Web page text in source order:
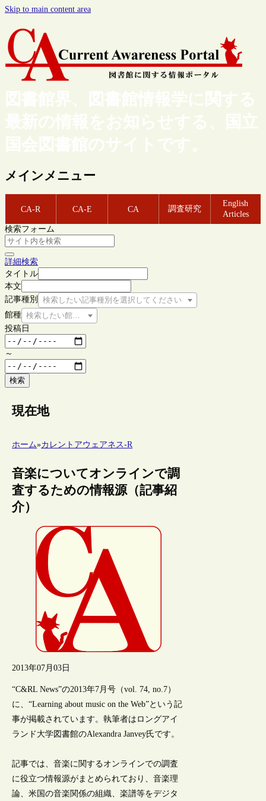
Skip to main content area
図書館界、図書館情報学に関する
最新の情報をお知らせする、国立
国会図書館のサイトです。
メインメニュー
CA-R CA-E CA 調査研究
English
Articles
検索フォーム
詳細検索
タイトル
本文
記事種別
検索したい記事種別を選択してください
館種 検索したい館種を選択してください
投稿日
～
検索
現在地
ホーム»カレントアウェアネス-R
音楽についてオンラインで調
査するための情報源（記事紹
介）
2013年07月03日
“C&RL News”の2013年7月号（vol. 74, no.7）
に、“Learning about music on the Web”という記
事が掲載されています。執筆者はロングアイ
ランド大学図書館のAlexandra Janvey氏です。
記事では、音楽に関するオンラインでの調査
に役立つ情報源がまとめられており、音楽理
論、米国の音楽関係の組織、楽譜等をデジタ